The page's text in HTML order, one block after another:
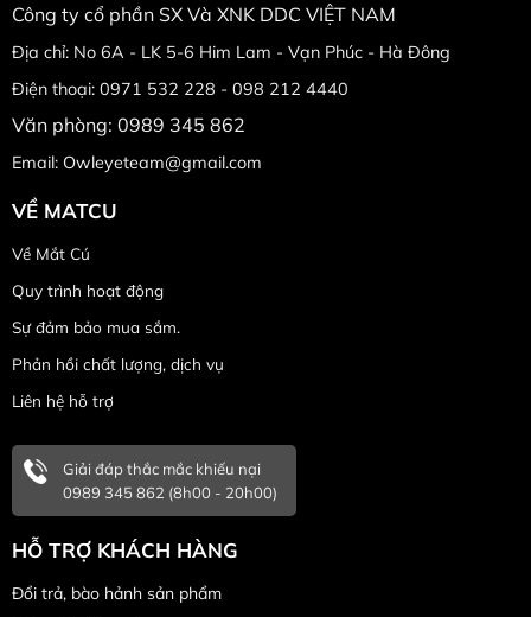
Công ty cổ phần SX Và XNK DDC VIỆT NAM
Địa chỉ: No 6A - LK 5-6 Him Lam - Vạn Phúc - Hà Đông
Điện thoại: 0971 532 228 - 098 212 4440
Văn phòng: 0989 345 862
Email: Owleyeteam@gmail.com
VỀ MATCU
Về Mắt Cú
Quy trình hoạt động
Sự đảm bảo mua sắm.
Phản hồi chất lượng, dịch vụ
Liên hệ hỗ trợ
Giải đáp thắc mắc khiếu nại
0989 345 862 (8h00 - 20h00)
HỖ TRỢ KHÁCH HÀNG
Đổi trả, bào hảnh sản phẩm